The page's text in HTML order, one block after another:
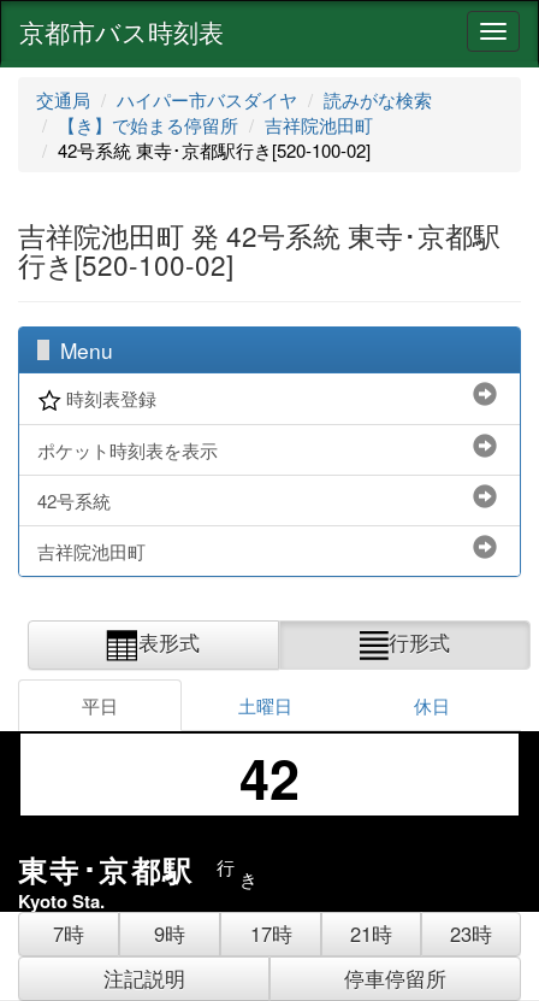
ナ
ビ
京都市バス時刻表
交通局 ハイパー市バスダイヤ
読みがな検索
【き】で始まる停留所
吉祥院池田町
42号系統 東寺･京都駅行き[520-100-02]
吉祥院池田町 発 42号系統 東寺･京都駅
行き[520-100-02]
Menu
時刻表登録
ポケット時刻表を表示
42号系統
吉祥院池田町
表形式 行形式
平日 土曜日 休日
42
東寺･京都駅 行 き
Kyoto Sta.
7時 9時 17時 21時
23時
注記説明
停車停留所